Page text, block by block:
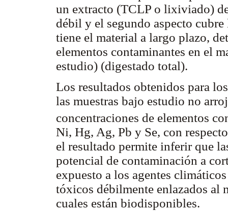
un extracto (TCLP o lixiviado)
débil y el segundo aspecto
tiene el material a largo plazo,
elementos contaminantes en el
estudio) (digestado total).
Los resultados obtenidos para
las muestras bajo estudio no
concentraciones de elementos
Ni, Hg, Ag, Pb y Se, con
el resultado permite inferir que
potencial de contaminación a
expuesto a los agentes
tóxicos débilmente enlazados al
cuales están biodisponibles.